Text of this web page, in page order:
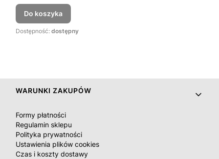
Do koszyka
Dostępność: dostępny
Linki w stopce
WARUNKI ZAKUPÓW
Formy płatności
Regulamin sklepu
Polityka prywatności
Ustawienia plików cookies
Czas i koszty dostawy